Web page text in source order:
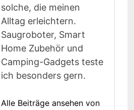
solche, die meinen
Alltag erleichtern.
Saugroboter, Smart
Home Zubehör und
Camping-Gadgets teste
ich besonders gern.
Alle Beiträge ansehen von